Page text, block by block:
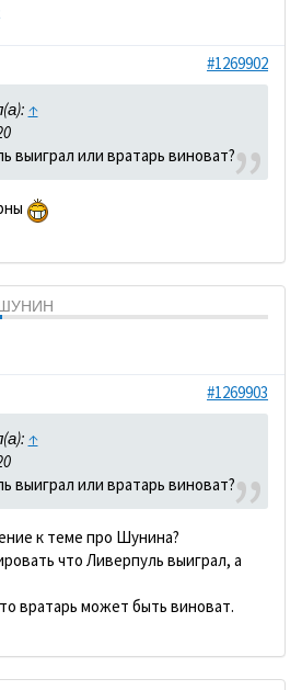
#1269902
↑
выиграл или вратарь виноват?
ШУНИН
#1269903
↑
выиграл или вратарь виноват?
к теме про Шунина?
что Ливерпуль выиграл, а
вратарь может быть виноват.